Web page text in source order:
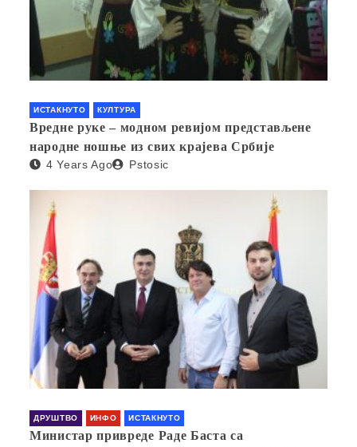
ИСТАКНУТО КУЛТУРА
Вредне руке – модном ревијом представљене
народне ношње из свих крајева Србије
4 Years Ago Pstosic
ДРУШТВО ИНФО ИСТАКНУТО
Министар привреде Раде Баста са